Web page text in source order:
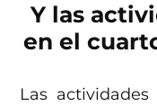
Y las
en el
Las